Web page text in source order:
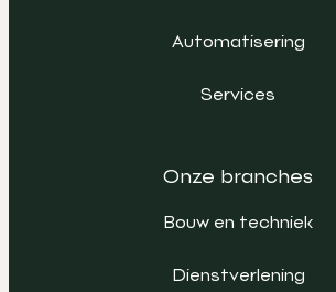
Automatisering
Services
Onze branches
Bouw en techniek
Dienstverlening